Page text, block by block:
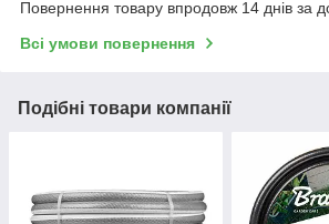
Повернення товару впродовж 14 днів за
Всі умови повернення
Подібні товари компанії